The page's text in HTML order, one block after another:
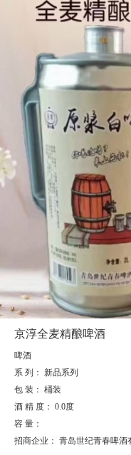
京淳全麦精酿啤酒
啤酒
系 列： 新品系列
包 装： 桶装
酒 精 度： 0.0度
容 量：
招商企业： 青岛世纪青春啤酒